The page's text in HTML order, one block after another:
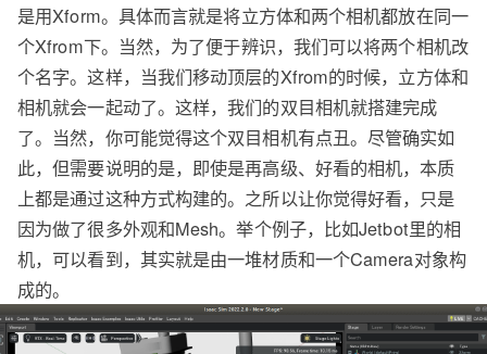
是用Xform。具体而言就是将立方体和两个相机都放在同一
个Xfrom下。当然，为了便于辨识，我们可以将两个相机改
个名字。这样，当我们移动顶层的Xfrom的时候，立方体和
相机就会一起动了。这样，我们的双目相机就搭建完成
了。当然，你可能觉得这个双目相机有点丑。尽管确实如
此，但需要说明的是，即使是再高级、好看的相机，本质
上都是通过这种方式构建的。之所以让你觉得好看，只是
因为做了很多外观和Mesh。举个例子，比如Jetbot里的相
机，可以看到，其实就是由一堆材质和一个Camera对象构
成的。